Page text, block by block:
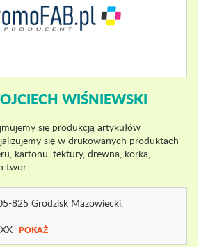
WIŚNIEWSKI
się produkcją artykułów
się w drukowanych produktach
kartonu, tektury, drewna, korka,
twor...
825 Grodzisk Mazowiecki,
POKAŻ